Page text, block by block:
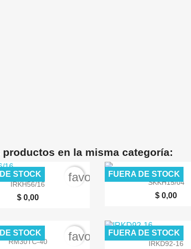
productos en la misma categoría:
 Vista rápida
IRKH56/16
$ 0,00
STOCK favorite_border
 Vista rápida
SKKH15/04
$ 0,00
FUERA DE STOCK
 Vista rápida
RM30TC-40
STOCK favorite_border
 Vista rápida
IRKD92-16
FUERA DE STOCK